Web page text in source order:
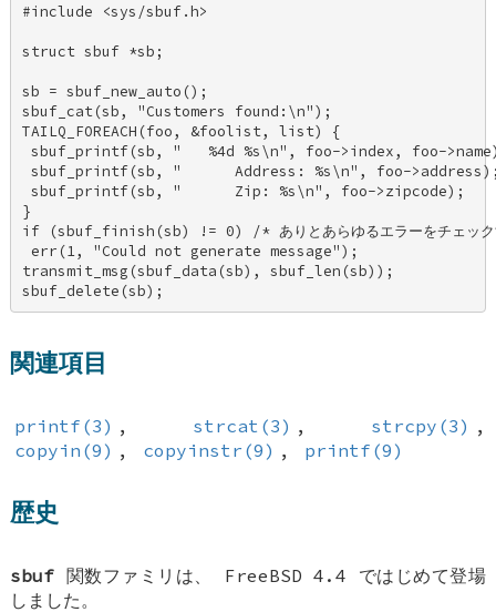
#include <sys/sbuf.h>
struct sbuf *sb;
sb = sbuf_new_auto();
sbuf_cat(sb, "Customers found:\n");
TAILQ_FOREACH(foo, &foolist, list) {
sbuf_printf(sb, "   %4d %s\n", foo->index, foo-
sbuf_printf(sb, "      Address: %s\n", foo-
sbuf_printf(sb, "      Zip: %s\n", foo->zipcode);
}
if (sbuf_finish(sb) != 0) /* ありとあらゆるエラーをチェッ
err(1, "Could not generate message");
transmit_msg(sbuf_data(sb), sbuf_len(sb));
sbuf_delete(sb);
関連項目
printf(3) , strcat(3) , strcpy(3) ,
copyin(9) , copyinstr(9) , printf(9)
歴史
sbuf 関数ファミリは、 FreeBSD 4.4 ではじめて登場
しました。